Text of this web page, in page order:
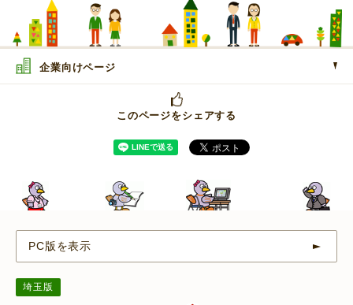
企業向けページ
このページをシェアする
PC版を表示
埼玉版